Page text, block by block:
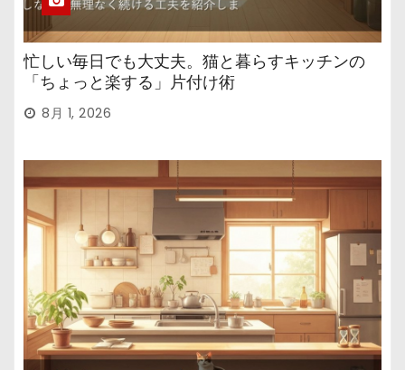
忙しい毎日でも大丈夫。猫と暮らすキッチンの
「ちょっと楽する」片付け術
8月 1, 2026